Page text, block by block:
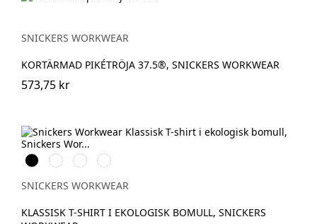
SNICKERS WORKWEAR
KORTÄRMAD PIKÉTRÖJA 37.5®, SNICKERS WORKWEAR
573,75 kr
Svart Vit StålgråMarinblå
SNICKERS WORKWEAR
KLASSISK T-SHIRT I EKOLOGISK BOMULL, SNICKERS